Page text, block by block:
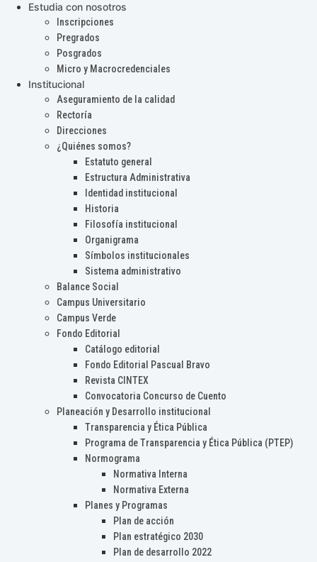
Estudia con nosotros
Inscripciones
Pregrados
Posgrados
Micro y Macrocredenciales
Institucional
Aseguramiento de la calidad
Rectoría
Direcciones
¿Quiénes somos?
Estatuto general
Estructura Administrativa
Identidad institucional
Historia
Filosofía institucional
Organigrama
Símbolos institucionales
Sistema administrativo
Balance Social
Campus Universitario
Campus Verde
Fondo Editorial
Catálogo editorial
Fondo Editorial Pascual Bravo
Revista CINTEX
Convocatoria Concurso de Cuento
Planeación y Desarrollo institucional
Transparencia y Ética Pública
Programa de Transparencia y Ética Pública (PTEP)
Normograma
Normativa Interna
Normativa Externa
Planes y Programas
Plan de acción
Plan estratégico 2030
Plan de desarrollo 2022